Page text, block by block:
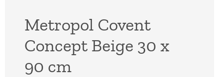
Metropol Covent
Concept Beige 30 x
90 cm